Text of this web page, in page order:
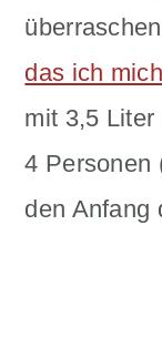
das ich
mit 3,5 Liter
4 Personen
den Anfang